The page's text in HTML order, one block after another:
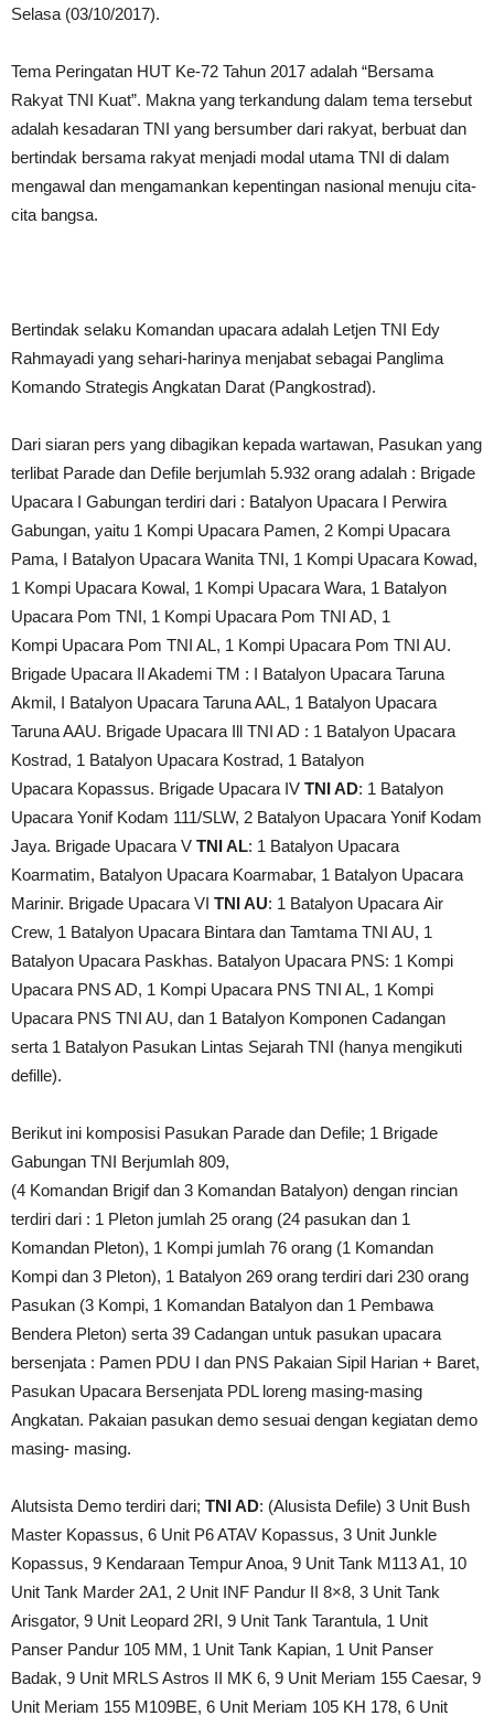
Selasa (0‎3/10/2017).
Tema Peringatan HUT Ke-72 Tahun 2017 adalah “Bersama
Rakyat TNI Kuat”. Makna ‎yang terkandung dalam tema tersebut
adalah kesadaran TNI yang bersumber dari rakyat, berbuat dan
‎bertindak bersama rakyat menjadi modal utama TNI di dalam
mengawal dan mengamankan kepentingan ‎nasional menuju cita-
cita bangsa.
Bertindak selaku Komandan upacara adalah Letjen TNI Edy
Rahmayadi y‎ang sehari-harinya menjabat sebagai Panglima
Komando Strategis Angkatan Darat (Pangkostrad).‎
Dari siaran pers yang dibagikan kepada wartawan, Pasukan yang
terlibat Parade dan Defile berjumlah 5.932 orang adalah : Brigade
Upacara I Gabungan terdiri dari : Batalyon Upacara I Perwira
Gabungan, yaitu 1 Kompi Upacara Pamen, 2 Kompi Upacara
Pama, I Batalyon Upacara Wanita TNI, 1 Kompi Upacara Kowad,
1 Kompi Upacara Kowal, 1 Kompi Upacara Wara, 1 Batalyon
Upacara Pom TNI, 1 Kompi Upacara Pom TNI AD, 1
Kompi Upacara Pom TNI AL, 1 Kompi Upacara Pom TNI AU.
Brigade Upacara Il Akademi TM : I Batalyon Upacara Taruna
Akmil, I Batalyon Upacara Taruna AAL, 1 Batalyon Upacara
Taruna AAU. Brigade Upacara Ill TNI AD : 1 Batalyon Upacara
Kostrad, 1 Batalyon Upacara Kostrad, 1 Batalyon
Upacara Kopassus. Brigade Upacara IV TNI AD: 1 Batalyon
Upacara Yonif Kodam 111/SLW, 2 Batalyon Upacara Yonif Kodam
Jaya. Brigade Upacara V TNI AL: 1 Batalyon Upacara
Koarmatim, Batalyon Upacara Koarmabar, 1 Batalyon Upacara
Marinir. Brigade Upacara VI TNI AU: 1 Batalyon Upacara Air
Crew, 1 Batalyon Upacara Bintara dan Tamtama TNI AU, 1
Batalyon Upacara Paskhas. Batalyon Upacara PNS: 1 Kompi
Upacara PNS AD, 1 Kompi Upacara PNS TNI AL, 1 Kompi
Upacara PNS TNI AU, dan 1 Batalyon Komponen Cadangan
serta 1 Batalyon Pasukan Lintas Sejarah TNI (hanya mengikuti
defille).
Berikut ini komposisi Pasukan Parade dan Defile; 1 Brigade
Gabungan TNI Berjumlah 809, ‎
(4 Komandan Brigif dan 3 Komandan Batalyon) dengan rincian
terdiri dari : 1 Pleton jumlah 25 orang (24 ‎pasukan dan 1
Komandan Pleton), 1 Kompi jumlah 76 orang (1 Komandan
Kompi dan 3 Pleton), 1 ‎Batalyon 269 orang terdiri dari 230 orang
Pasukan (3 Kompi, 1 Komandan Batalyon dan 1 Pembawa
‎Bendera Pleton) serta 39 Cadangan untuk pasukan upacara
bersenjata : Pamen PDU I dan PNS Pakaian ‎Sipil Harian + Baret,
Pasukan Upacara Bersenjata PDL loreng masing-masing
Angkatan. Pakaian pasukan ‎demo sesuai dengan kegiatan demo
masing- masing. ‎
Alutsista Demo terdiri dari; TNI AD: (Alusista Defile) 3 Unit Bush
Master Kopassus, 6 Unit P6 ATAV Kopassus, 3 Unit Junkle
Kopassus, 9 Kendaraan Tempur Anoa, 9 Unit Tank M113 A1, 10
Unit Tank Marder 2A1, 2 Unit INF Pandur II 8×8, 3 Unit Tank
Arisgator, 9 Unit ‎Leopard 2RI, 9 Unit Tank Tarantula, 1 Unit
Panser Pandur 105 MM, 1 Unit Tank Kapian, 1 Unit Panser
Badak, 9 Unit MRLS Astros II MK 6, 9 Unit Meriam 155 Caesar, 9
Unit Meriam 155 M109BE, 6 Unit Meriam 105 KH 178, 6 Unit